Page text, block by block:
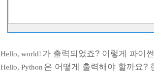
Hello, world! 가 출력되었죠? 이렇게 파이
Hello, Python 은 어떻게 출력해야 할까요?